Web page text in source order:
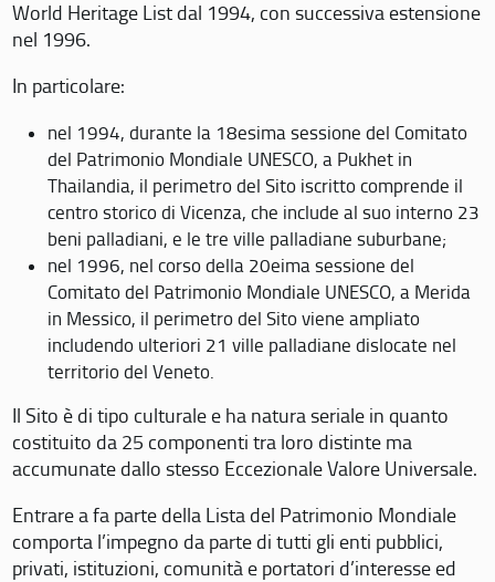
World Heritage List dal 1994, con successiva estensione
nel 1996.
In particolare:
nel 1994, durante la 18esima sessione del Comitato
del Patrimonio Mondiale UNESCO, a Pukhet in
Thailandia, il perimetro del Sito iscritto comprende il
centro storico di Vicenza, che include al suo interno 23
beni palladiani, e le tre ville palladiane suburbane;
nel 1996, nel corso della 20eima sessione del
Comitato del Patrimonio Mondiale UNESCO, a Merida
in Messico, il perimetro del Sito viene ampliato
includendo ulteriori 21 ville palladiane dislocate nel
territorio del Veneto.
Il Sito è di tipo culturale e ha natura seriale in quanto
costituito da 25 componenti tra loro distinte ma
accumunate dallo stesso Eccezionale Valore Universale.
Entrare a fa parte della Lista del Patrimonio Mondiale
comporta l’impegno da parte di tutti gli enti pubblici,
privati, istituzioni, comunità e portatori d’interesse ed